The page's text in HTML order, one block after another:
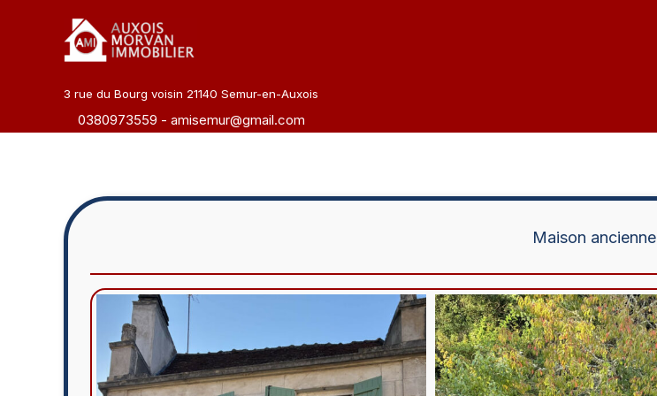
3 rue du Bourg voisin 21140 Semur-en-Auxois
0380973559 - amisemur@gmail.com
Maison ancienne